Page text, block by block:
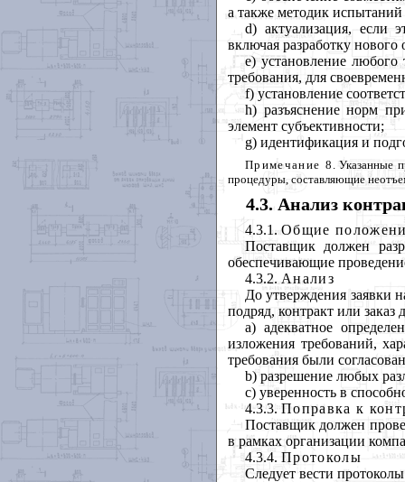
а такжеметодик испытаний
d) актуализация, если
включая разработку нового
е) установление
требования, для
f) установление
h) разъяснение норм
элемент субъективности;
g) идентификация и
Примечание 8 . Указанные
процедуры, составляющие
4.3. Анализ
4.3.1.Общие
Поставщик должен
обеспечивающие
4.3.2. Анализ
До утверждения заявки
подряд, контракт или
а) адекватное
изложения требований,
требования были
b) разрешение любых
с) уверенность в
4.3.3.Поправка к
Поставщик должен
в рамках организации
4.3.4. Протоколы
Следует вести